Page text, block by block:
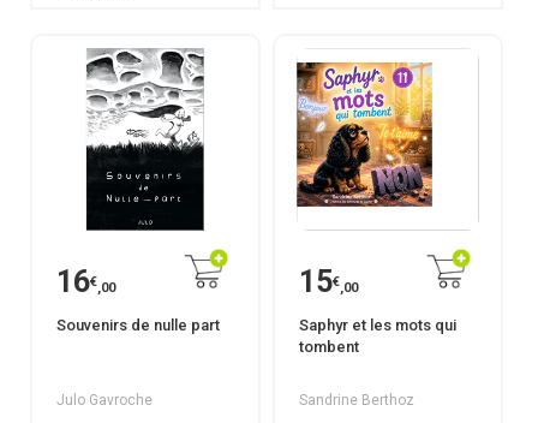
16€,00
Souvenirs de nulle part
Julo Gavroche
15€,00
Saphyr et les mots qui
tombent
Sandrine Berthoz